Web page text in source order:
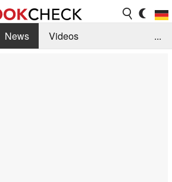
News
Videos
...